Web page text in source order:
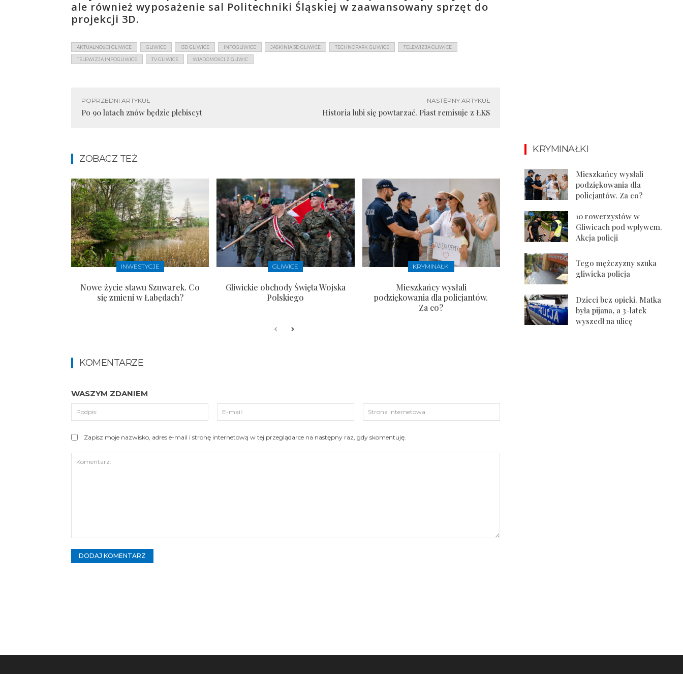
ale również wyposażenie sal Politechniki Śląskiej w zaawansowany sprzęt do
projekcji 3D.
AKTUALNOŚCI GLIWICE GLIWICE I3D GLIWICE INFOGLIWICE JASKINIA 3D GLIWICE TECHNOPARK GLIWICE TELEWIZJA GLIWICE
TELEWIZJA INFOGLIWICE TV GLIWICE WIADOMOŚCI Z GLIWIC
POPRZEDNI ARTYKUŁ
Po 90 latach znów będzie plebiscyt
NASTĘPNY ARTYKUŁ
Historia lubi się powtarzać. Piast remisuje z ŁKS
ZOBACZ TEŻ
INWESTYCJE
Nowe życie stawu Szuwarek. Co
się zmieni w Łabędach?
GLIWICE
Gliwickie obchody Święta Wojska
Polskiego
KRYMINAŁKI
Mieszkańcy wysłali
podziękowania dla policjantów.
Za co?
KOMENTARZE
WASZYM ZDANIEM
Podpis:
mail:
Internetowa:
Zapisz moje nazwisko, adres e-mail i stronę internetową w tej przeglądarce na następny raz, gdy skomentuję.
KRYMINAŁKI
Mieszkańcy wysłali
podziękowania dla
policjantów. Za co?
10 rowerzystów w
Gliwicach pod wpływem.
Akcja policji
Tego mężczyzny szuka
gliwicka policja
Dzieci bez opieki. Matka
była pijana, a 3-latek
wyszedł na ulicę